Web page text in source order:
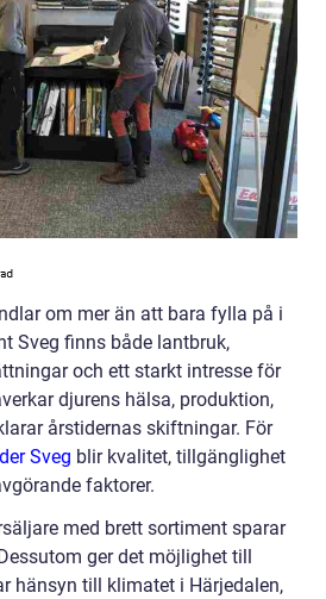
om mer än att bara fylla på i
Sveg finns både lantbruk,
och ett starkt intresse för
djurens hälsa, produktion,
årstidernas skiftningar. För
Sveg blir kvalitet, tillgänglighet
faktorer.
med brett sortiment sparar
ger det möjlighet till
hänsyn till klimatet i Härjedalen,